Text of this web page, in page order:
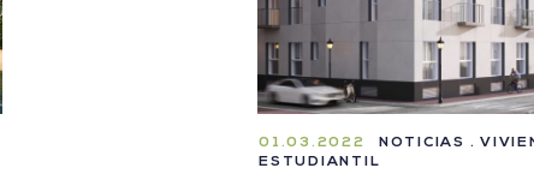
01.03.2022
NOTICIAS .
ESTUDIANTIL